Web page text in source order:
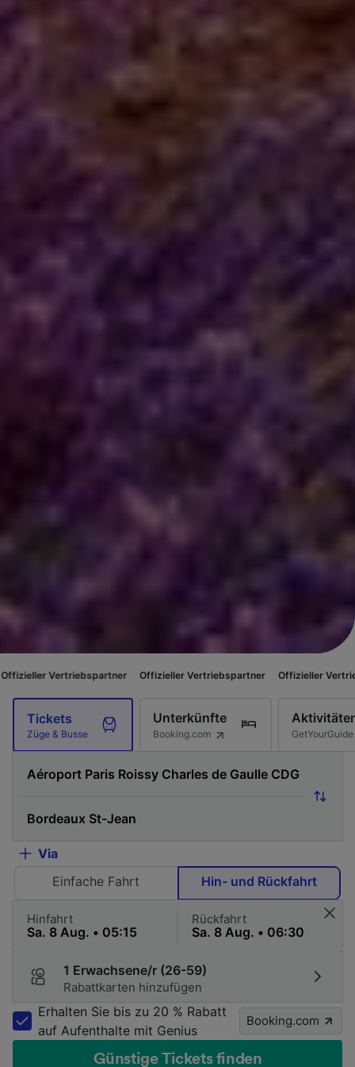
Offizieller Vertriebspartner Offizieller Vertriebspartner
Tickets
Züge & Busse
Unterkünfte
Booking.com GetYourGuide
Via
Einfache Fahrt
Hin- und Rückfahrt
Hinfahrt Rückfahrt
1 Erwachsene/r (26-59)
Rabattkarten hinzufügen
Erhalten Sie bis zu 20 % Rabatt
auf Aufenthalte mit Genius
Booking.com
Günstige Tickets finden